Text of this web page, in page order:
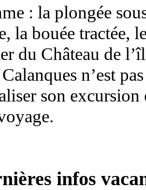
: la plongée
la bouée tractée,
du Château de
n’est
son
infos